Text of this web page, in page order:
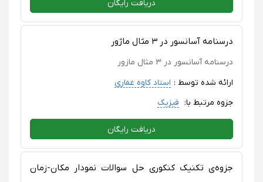
دریافت رایگان
درسنامه آسانسور در ۳ مثال ماژور
درسنامه آسانسور در ۳ مثال مازور
ارائه شده توسط : استاد کاوه غفاری
جزوه مرتبط با: فیزیک
دریافت رایگان
جزوه‌ی تکنیک کنکوری حل سوالات نمودار مکان-زمان